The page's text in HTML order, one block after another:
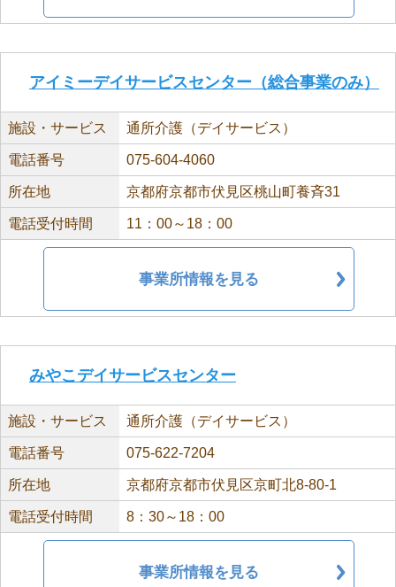
アイミーデイサービスセンター（総合事業のみ）
施設・サービス 通所介護（デイサービス）
電話番号 075-604-4060
所在地 京都府京都市伏見区桃山町養斉31
電話受付時間 11：00～18：00
事業所情報を見る
みやこデイサービスセンター
施設・サービス 通所介護（デイサービス）
電話番号 075-622-7204
所在地 京都府京都市伏見区京町北8-80-1
電話受付時間 8：30～18：00
事業所情報を見る